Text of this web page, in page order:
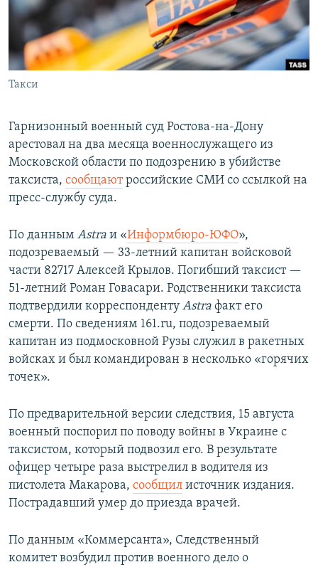
Такси
Гарнизонный военный суд Ростова-на-Дону
арестовал на два месяца военнослужащего из
Московской области по подозрению в убийстве
таксиста, сообщаютроссийские СМИ со ссылкой на
пресс-службу суда.
По данным Astra и «Информбюро-ЮФО»,
подозреваемый — 33-летний капитан войсковой
части 82717 Алексей Крылов. Погибший таксист —
51-летний Роман Говасари. Родственники таксиста
подтвердили корреспонденту Astra факт его
смерти. По сведениям 161.ru, подозреваемый
капитан из подмосковной Рузы служил в ракетных
войсках и был командирован в несколько «горячих
точек».
По предварительной версии следствия, 15 августа
военный поспорил по поводу войны в Украине с
таксистом, который подвозил его. В результате
офицер четыре раза выстрелил в водителя из
пистолета Макарова, сообщил источник издания.
Пострадавший умер до приезда врачей.
По данным «Коммерсанта», Следственный
комитет возбудил против военного дело о